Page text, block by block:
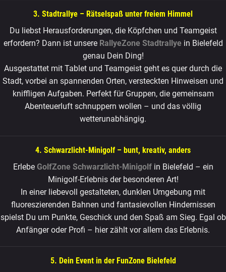
3. Stadtrallye – Rätselspaß unter freiem Himmel
Du liebst Herausforderungen, die Köpfchen und Teamgeist
erfordern? Dann ist unsere RallyeZone Stadtrallye in Bielefeld
genau Dein Ding!
Ausgestattet mit Tablet und Teamgeist geht es quer durch die
Stadt, vorbei an spannenden Orten, versteckten Hinweisen und
kniffligen Aufgaben. Perfekt für Gruppen, die gemeinsam
Abenteuerluft schnuppern wollen – und das völlig
wetterunabhängig.
4. Schwarzlicht-Minigolf – bunt, kreativ, anders
Erlebe GolfZone Schwarzlicht-Minigolfin Bielefeld – ein
Minigolf-Erlebnis der besonderen Art!
In einer liebevoll gestalteten, dunklen Umgebung mit
fluoreszierenden Bahnen und fantasievollen Hindernissen
spielst Du um Punkte, Geschick und den Spaß am Sieg. Egal ob
Anfänger oder Profi – hier zählt vor allem das Erlebnis.
5. Dein Event in der FunZone Bielefeld